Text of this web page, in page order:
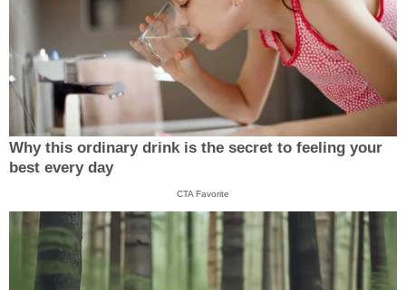
Why this ordinary drink is the secret to feeling your
best every day
CTA Favorite